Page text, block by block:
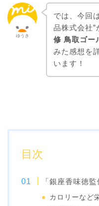
ゆうき
では、今回
品株式会社”
修 鳥取ゴー
みた感想を
います！
目次
「銀座香味徳
カロリーなど